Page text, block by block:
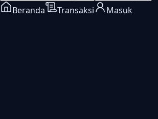
Beranda Transaksi Masuk